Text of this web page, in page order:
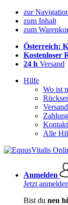
zur
zum Inhalt
zum
Österreich:
Kostenloser
24 h Versand
Hilfe
Wo ist
Kontakt
Alle
Anmelden
Jetzt anmelden
Bist du neu